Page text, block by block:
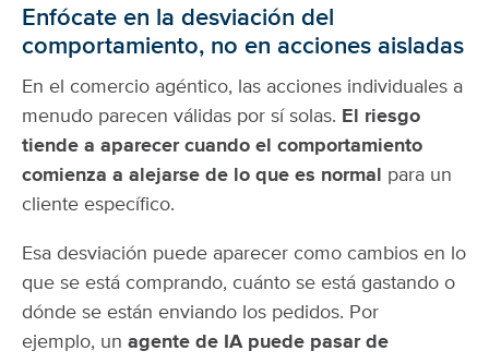
Enfócate en la desviación del
comportamiento, no en acciones aisladas
En el comercio agéntico, las acciones individuales a
menudo parecen válidas por sí solas. El riesgo
tiende a aparecer cuando el comportamiento
comienza a alejarse de lo que es normal
para un
cliente específico.
Esa desviación puede aparecer como cambios en lo
que se está comprando, cuánto se está gastando o
dónde se están enviando los pedidos. Por
ejemplo, un agente de IA puede pasar de